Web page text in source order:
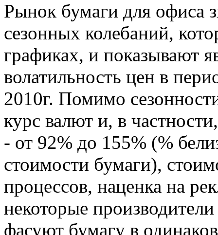
Рынок бумаги для офиса
сезонных колебаний,
графиках, и показывают
волатильность цен в
2010г. Помимо
курс валют и, в
- от 92% до 155% (%
стоимости бумаги),
процессов, наценка на
некоторые
фасуют бумагу в